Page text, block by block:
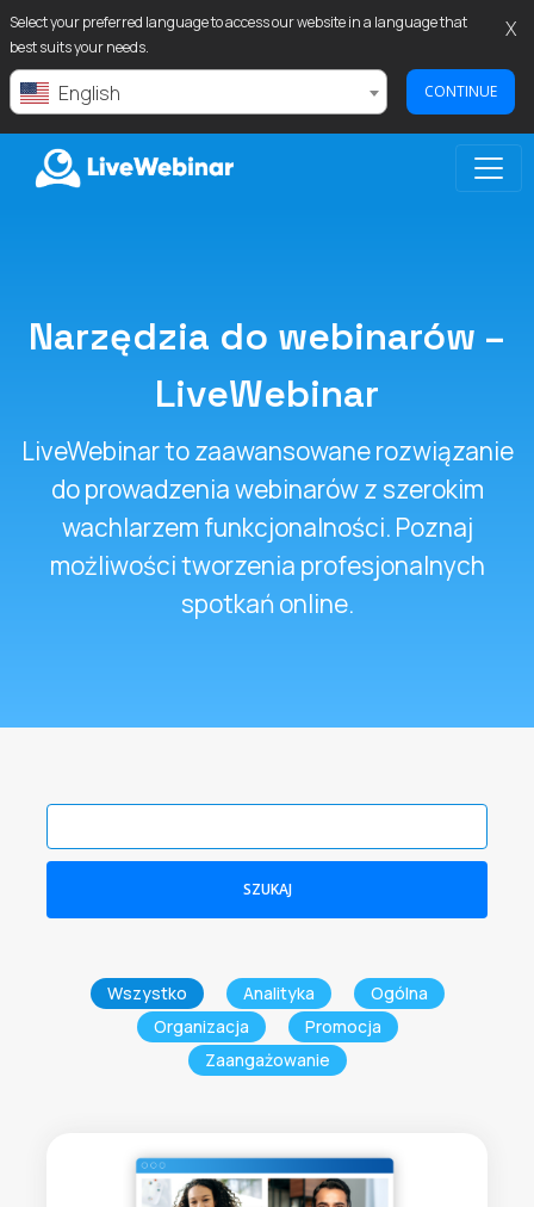
Select your preferred language to access our website in a language that
best suits your needs.
English CONTINUE
X
Narzędzia do webinarów –
LiveWebinar
LiveWebinar to zaawansowane rozwiązanie
do prowadzenia webinarów z szerokim
wachlarzem funkcjonalności. Poznaj
możliwości tworzenia profesjonalnych
spotkań online.
SZUKAJ
Wszystko Analityka
Ogólna
Organizacja
Promocja
Zaangażowanie